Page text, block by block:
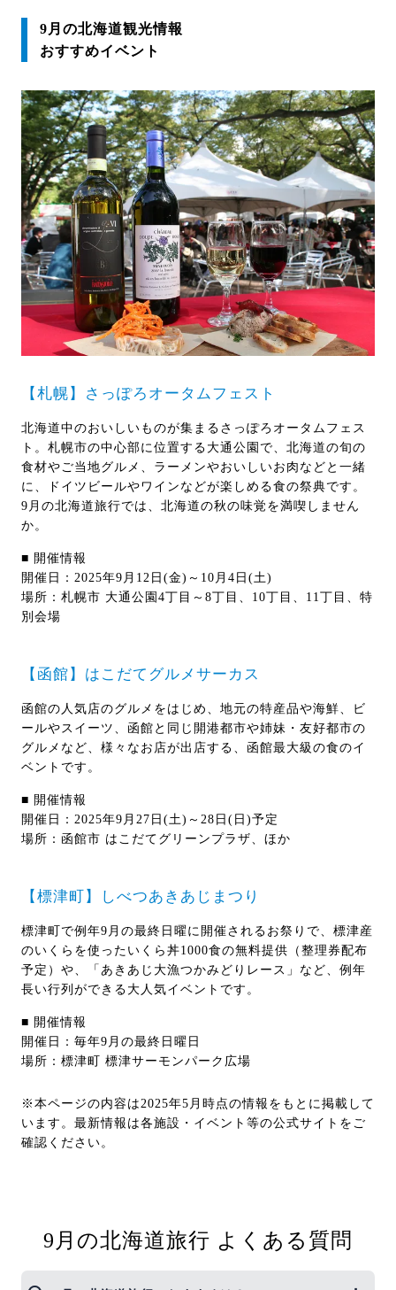
9月の北海道観光情報
おすすめイベント
【札幌】さっぽろオータムフェスト
北海道中のおいしいものが集まるさっぽろオータムフェス
ト。札幌市の中心部に位置する大通公園で、北海道の旬の
食材やご当地グルメ、ラーメンやおいしいお肉などと一緒
に、ドイツビールやワインなどが楽しめる食の祭典です。
9月の北海道旅行では、北海道の秋の味覚を満喫しません
か。
■ 開催情報
開催日：2025年9月12日(金)～10月4日(土)
場所：札幌市 大通公園4丁目～8丁目、10丁目、11丁目、特
別会場
【函館】はこだてグルメサーカス
函館の人気店のグルメをはじめ、地元の特産品や海鮮、ビ
ールやスイーツ、函館と同じ開港都市や姉妹・友好都市の
グルメなど、様々なお店が出店する、函館最大級の食のイ
ベントです。
■ 開催情報
開催日：2025年9月27日(土)～28日(日)予定
場所：函館市 はこだてグリーンプラザ、ほか
【標津町】しべつあきあじまつり
標津町で例年9月の最終日曜に開催されるお祭りで、標津産
のいくらを使ったいくら丼1000食の無料提供（整理券配布
予定）や、「あきあじ大漁つかみどりレース」など、例年
長い行列ができる大人気イベントです。
■ 開催情報
開催日：毎年9月の最終日曜日
場所：標津町 標津サーモンパーク広場
※本ページの内容は2025年5月時点の情報をもとに掲載して
います。最新情報は各施設・イベント等の公式サイトをご
確認ください。
9月の北海道旅行 よくある質問